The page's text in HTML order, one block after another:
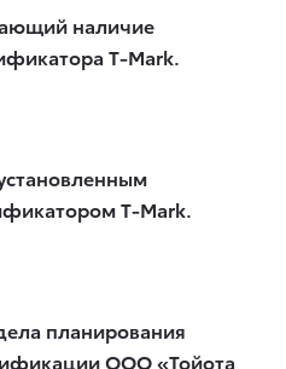
наличие
T-Mark.
T-Mark.
планирования
ООО «Тойота